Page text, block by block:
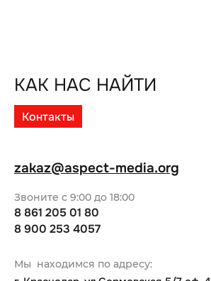
КАК НАС НАЙТИ
Контакты
Мы находимся по адресу:
Звоните с 9:00 до 18:00
8 861 205 01 80
8 900 253 4057
zakaz@aspect-media.org